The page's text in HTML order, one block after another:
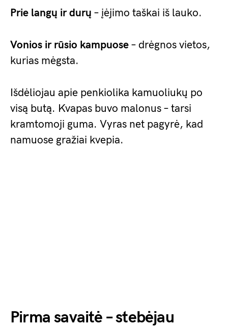
Prie langų ir durų – įėjimo taškai iš lauko.
Vonios ir rūsio kampuose – drėgnos vietos,
kurias mėgsta.
Išdėliojau apie penkiolika kamuoliukų po
visą butą. Kvapas buvo malonus – tarsi
kramtomoji guma. Vyras net pagyrė, kad
namuose gražiai kvepia.
Pirma savaitė – stebėjau